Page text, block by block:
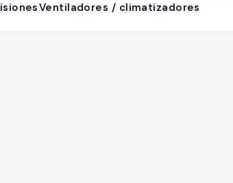
Ventiladores / climatizadores